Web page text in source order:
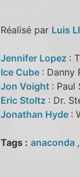
Réalisé par Luis
Jennifer Lopez :
Ice Cube : Danny
Jon Voight : Paul
Eric Stoltz : Dr.
Jonathan Hyde :
Tags : anaconda ,